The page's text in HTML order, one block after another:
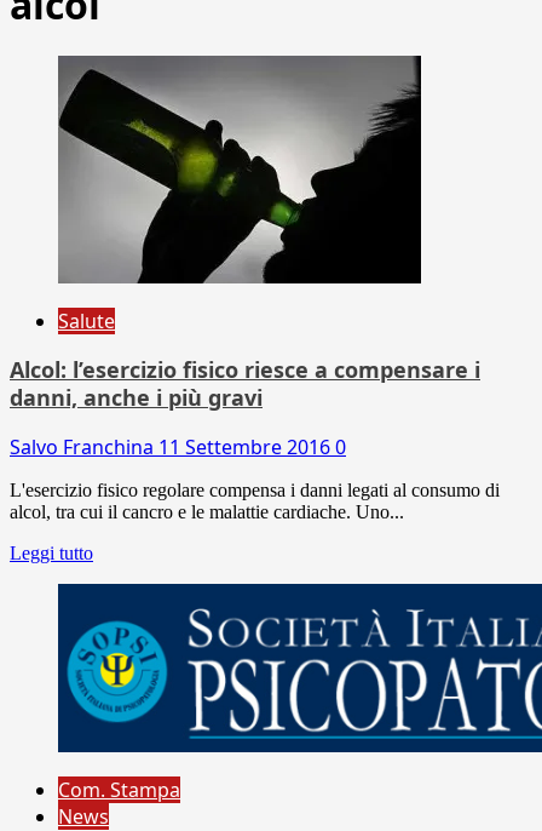
Salute
Alcol: l’esercizio fisico riesce a compensare i
danni, anche i più gravi
Salvo Franchina 11 Settembre 20160
L'esercizio fisico regolare compensa i danni legati al consumo di
alcol, tra cui il cancro e le malattie cardiache. Uno...
Leggi tutto
Com. Stampa
News